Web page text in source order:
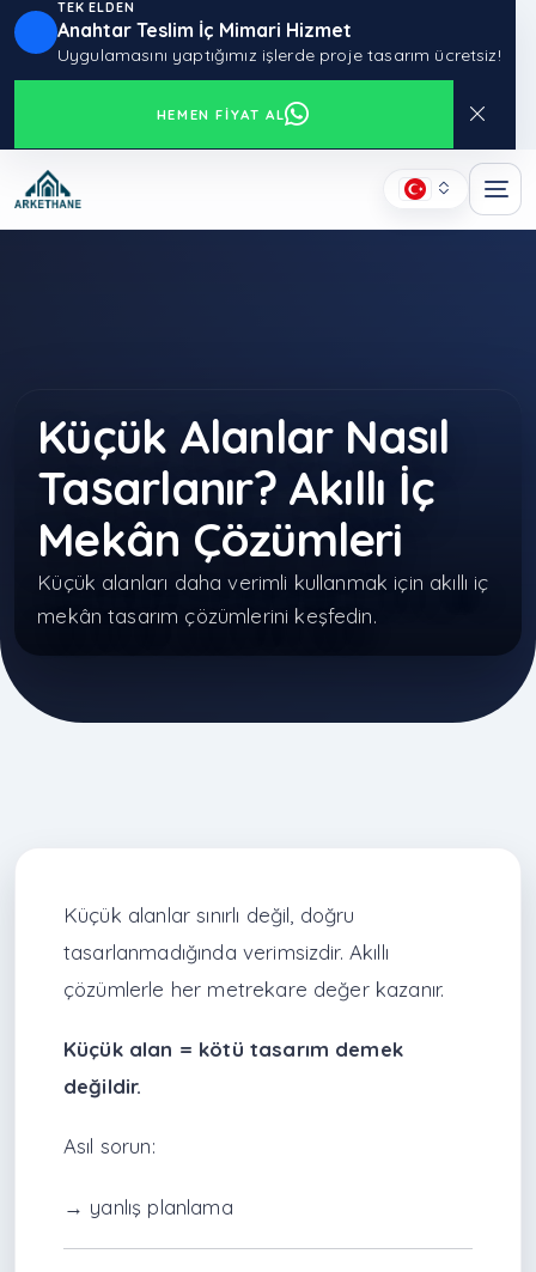
TEK ELDEN
Anahtar Teslim İç Mimari Hizmet
Uygulamasını yaptığımız işlerde proje tasarım ücretsiz!
HEMEN FIYAT AL
Küçük Alanlar Nasıl
Tasarlanır? Akıllı İç
Mekân Çözümleri
Küçük alanları daha verimli kullanmak için akıllı iç
mekân tasarım çözümlerini keşfedin.
Küçük alanlar sınırlı değil, doğru
tasarlanmadığında verimsizdir. Akıllı
çözümlerle her metrekare değer kazanır.
Küçük alan = kötü tasarım demek
değildir.
Asıl sorun:
→ yanlış planlama